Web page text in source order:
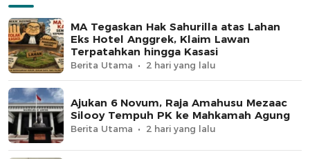
MA Tegaskan Hak Sahurilla atas Lahan
Eks Hotel Anggrek, Klaim Lawan
Terpatahkan hingga Kasasi
Berita Utama 2 hari yang lalu
Ajukan 6 Novum, Raja Amahusu Mezaac
Silooy Tempuh PK ke Mahkamah Agung
Berita Utama 2 hari yang lalu